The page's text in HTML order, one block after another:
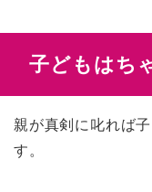
子どもはち
親が真剣に叱れば
す。